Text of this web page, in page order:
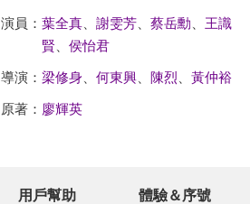
演員： 葉全真、 謝雯芳、 蔡岳勳
王識
賢
侯怡君
導演： 梁修身 何東興、 陳烈 黃仲裕
原著： 廖輝英
用戶幫助 體驗＆序號